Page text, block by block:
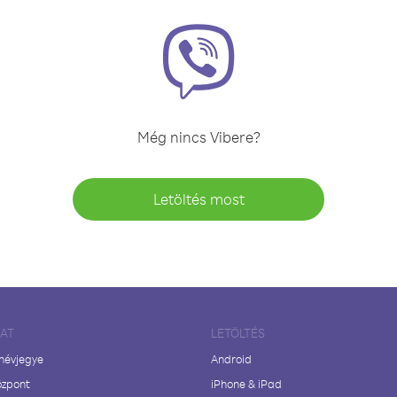
Még nincs Vibere?
Letöltés most
LETÖLTÉS
Android
iPhone & iPad